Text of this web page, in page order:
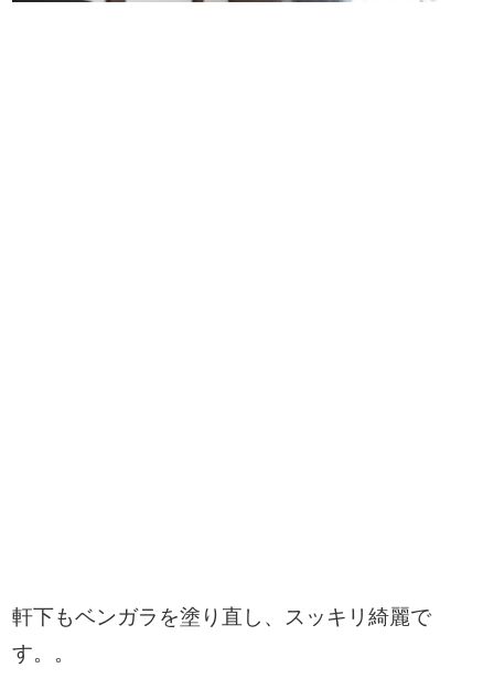
軒下もベンガラを塗り直し、スッキリ綺麗で
す。。